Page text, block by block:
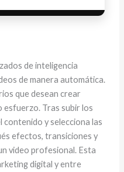
de inteligencia
de manera automática.
que desean crear
esfuerzo. Tras subir los
contenido y selecciona las
efectos, transiciones y
video profesional. Esta
digital y entre